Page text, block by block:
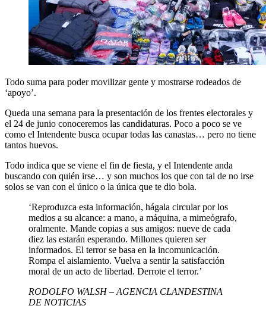
Todo suma para poder movilizar gente y mostrarse rodeados de
‘apoyo’.
Queda una semana para la presentación de los frentes electorales y
el 24 de junio conoceremos las candidaturas. Poco a poco se ve
como el Intendente busca ocupar todas las canastas… pero no tiene
tantos huevos.
Todo indica que se viene el fin de fiesta, y el Intendente anda
buscando con quién irse… y son muchos los que con tal de no irse
solos se van con el único o la única que te dio bola.
‘Reproduzca esta información, hágala circular por los
medios a su alcance: a mano, a máquina, a mimeógrafo,
oralmente. Mande copias a sus amigos: nueve de cada
diez las estarán esperando. Millones quieren ser
informados. El terror se basa en la incomunicación.
Rompa el aislamiento. Vuelva a sentir la satisfacción
moral de un acto de libertad. Derrote el terror.’
RODOLFO WALSH – AGENCIA CLANDESTINA
DE NOTICIAS